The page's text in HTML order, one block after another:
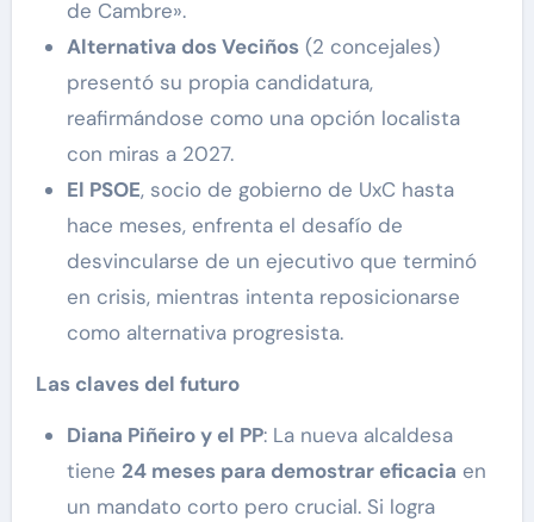
de Cambre».
Alternativa dos Veciños(2 concejales)
presentó su propia candidatura,
reafirmándose como una opción localista
con miras a 2027.
El PSOE, socio de gobierno de UxC hasta
hace meses, enfrenta el desafío de
desvincularse de un ejecutivo que terminó
en crisis, mientras intenta reposicionarse
como alternativa progresista.
Las claves del futuro
Diana Piñeiro y el PP: La nueva alcaldesa
tiene 24 meses para demostrar eficacia en
un mandato corto pero crucial. Si logra